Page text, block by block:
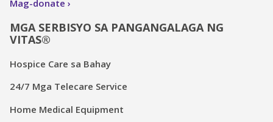
Mag-donate
MGA SERBISYO SA PANGANGALAGA NG
VITAS®
Hospice Care sa Bahay
24/7 Mga Telecare Service
Home Medical Equipment